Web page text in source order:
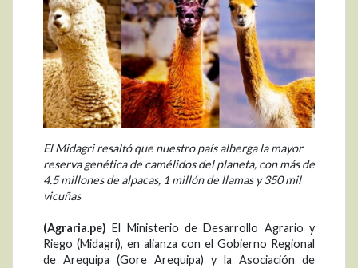
El Midagri resaltó que nuestro país alberga la mayor
reserva genética de camélidos del planeta, con más de
4.5 millones de alpacas, 1 millón de llamas y 350 mil
vicuñas
(Agraria.pe) El Ministerio de Desarrollo Agrario y
Riego (Midagri), en alianza con el Gobierno Regional
de Arequipa (Gore Arequipa) y la Asociación de